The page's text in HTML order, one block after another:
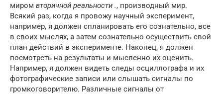
миром вторичной реальности ., производный мир.
Всякий раз, когда я провожу научный эксперимент,
например, я должен спланировать его сознательно, все
в своих мыслях, а затем сознательно осуществить свой
план действий в эксперименте. Наконец, я должен
посмотреть на результаты и мысленно их оценить.
Например, я должен видеть следы осциллографа и их
фотографические записи или слышать сигналы по
громкоговорителю. Различные сигналы от